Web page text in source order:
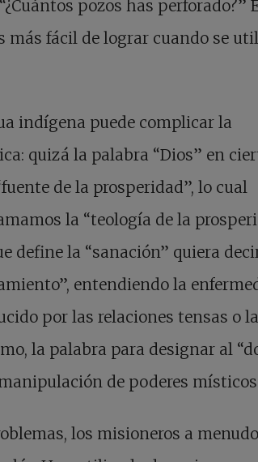
pozos has perforado?”
más fácil de lograr cuando se
indígena puede complicar la
quizá la palabra “Dios” en
de la prosperidad”, lo cual
la “teología de la
define la “sanación” quiera
entendiendo la
por las relaciones tensas o la
la palabra para designar al
de poderes
los misioneros a